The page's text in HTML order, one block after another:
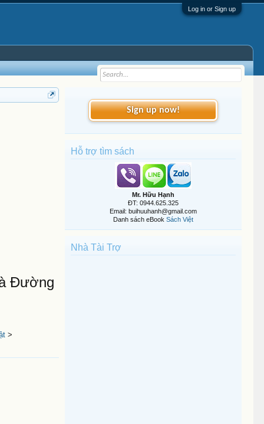
Log in or Sign up
Đường
>
Sign up now!
Hỗ trợ tìm sách
Mr. Hữu Hạnh
ĐT: 0944.625.325
Email: buihuuhanh@gmail.com
Danh sách eBook Sách Việt
Nhà Tài Trợ